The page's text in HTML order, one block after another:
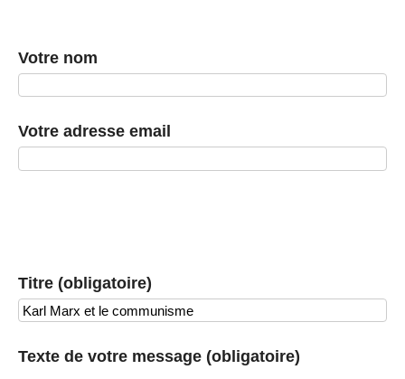
Votre nom
Votre adresse email
Titre (obligatoire)
Texte de votre message (obligatoire)